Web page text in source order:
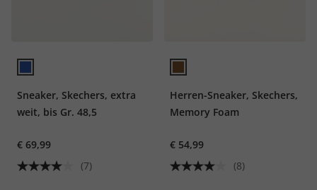
Sneaker, Skechers, extra
weit, bis Gr. 48,5
€ 69,99
(7)
Herren-Sneaker, Skechers,
Memory Foam
€ 54,99
(8)